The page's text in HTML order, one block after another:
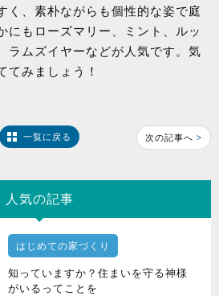
く、素朴ながらも個性的な姿で庭
にもローズマリー、ミント、ルッ
ラムズイヤーなどが人気です。気
てみましょう！
一覧に戻る 次の記事へ >
人気の記事
はじめての家づくり
知っていますか？住まいを守る神様
がいるってことを